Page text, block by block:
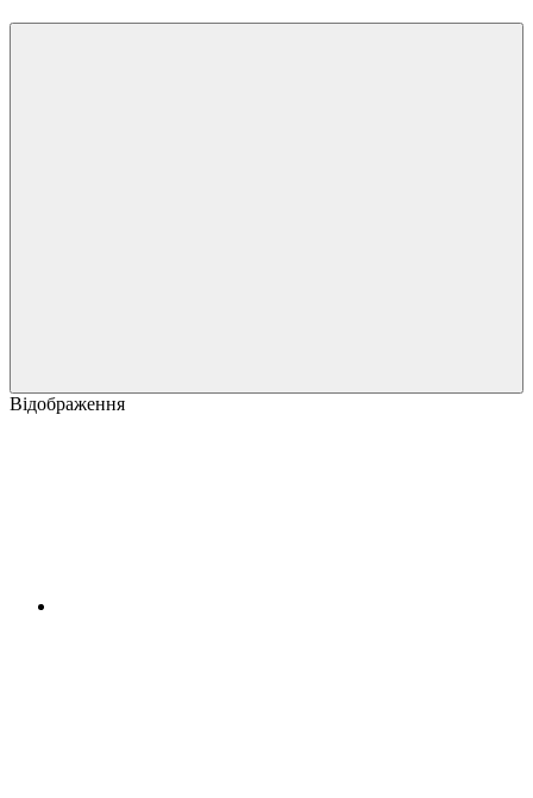
Відображення